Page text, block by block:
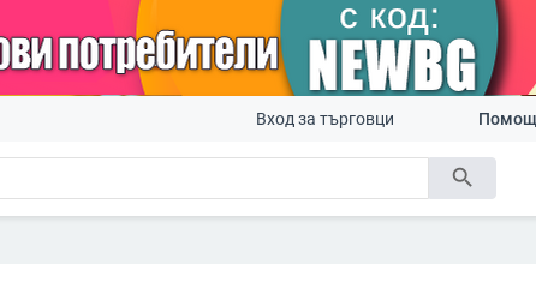
search
Вход за търговци Помощ